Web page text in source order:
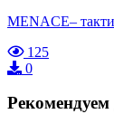
MENACE–
125
0